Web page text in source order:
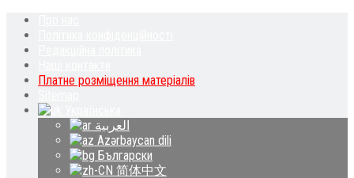
Платне розміщення матеріалів
العربية
Azərbaycan dili
Български
简体中文